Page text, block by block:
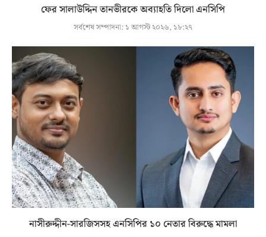
ফের সালাউদ্দিন তানভীরকে অব্যাহতি দিলো এনসিপি
সর্বশেষ সম্পাদনা: ১ আগস্ট ২০২৬, ১৮:২৭
নাসীরুদ্দীন-সারজিসসহ এনসিপির ১০ নেতার বিরুদ্ধে মামলা